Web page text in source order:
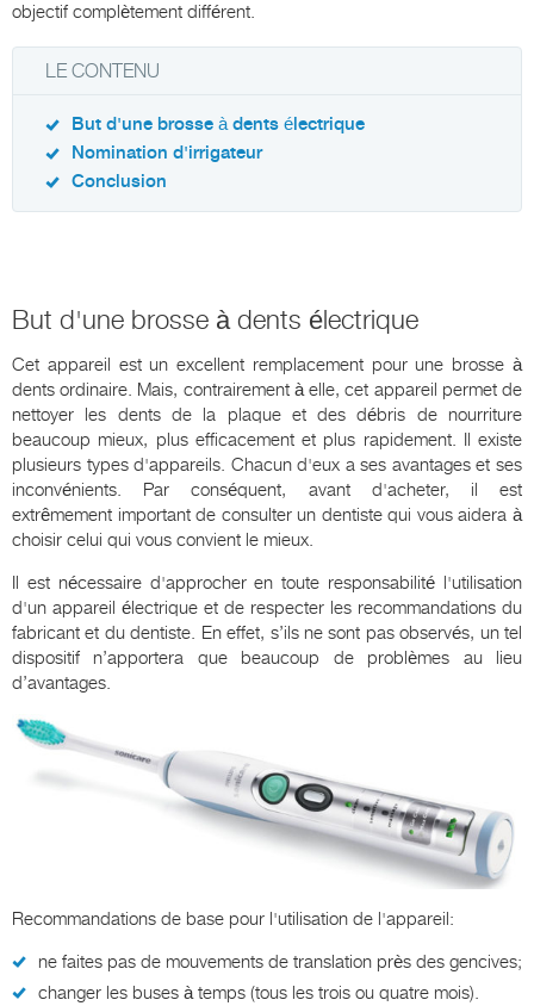
objectif complètement différent.
LE CONTENU
But d'une brosse à dents électrique
Nomination d'irrigateur
Conclusion
But d'une brosse à dents électrique
Cet appareil est un excellent remplacement pour une brosse à
dents ordinaire. Mais, contrairement à elle, cet appareil permet de
nettoyer les dents de la plaque et des débris de nourriture
beaucoup mieux, plus efficacement et plus rapidement. Il existe
plusieurs types d'appareils. Chacun d'eux a ses avantages et ses
inconvénients. Par conséquent, avant d'acheter, il est
extrêmement important de consulter un dentiste qui vous aidera à
choisir celui qui vous convient le mieux.
Il est nécessaire d'approcher en toute responsabilité l'utilisation
d'un appareil électrique et de respecter les recommandations du
fabricant et du dentiste. En effet, s’ils ne sont pas observés, un tel
dispositif n’apportera que beaucoup de problèmes au lieu
d’avantages.
Recommandations de base pour l'utilisation de l'appareil:
ne faites pas de mouvements de translation près des gencives;
changer les buses à temps (tous les trois ou quatre mois).